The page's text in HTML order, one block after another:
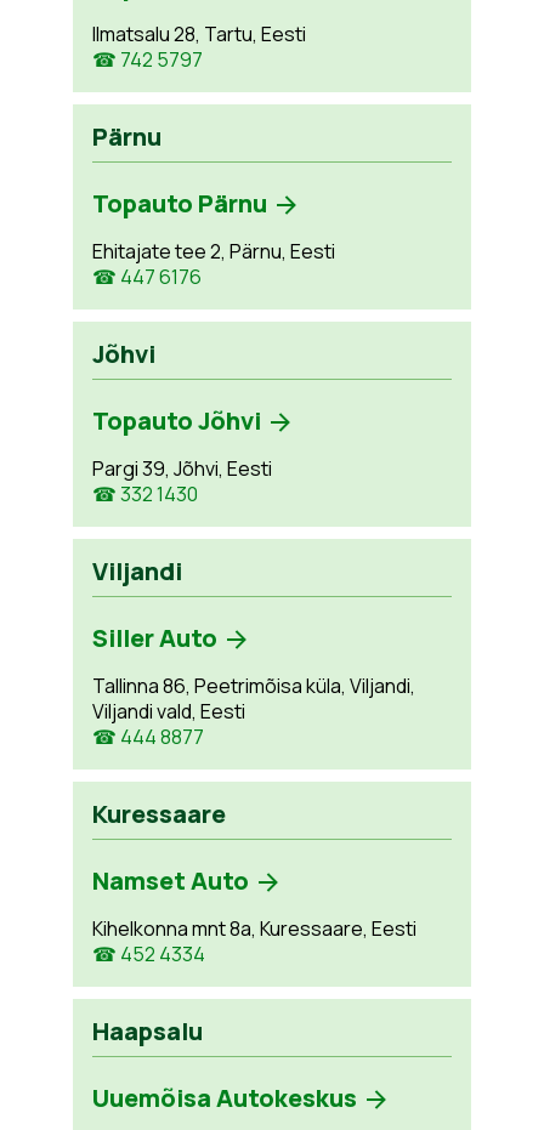
Ilmatsalu 28, Tartu, Eesti
☎ 742 5797
Pärnu
Topauto Pärnu
Ehitajate tee 2, Pärnu, Eesti
☎ 447 6176
Jõhvi
Topauto Jõhvi
Pargi 39, Jõhvi, Eesti
☎ 332 1430
Viljandi
Siller Auto
Tallinna 86, Peetrimõisa küla, Viljandi,
Viljandi vald, Eesti
☎ 444 8877
Kuressaare
Namset Auto
Kihelkonna mnt 8a, Kuressaare, Eesti
☎ 452 4334
Haapsalu
Uuemõisa Autokeskus